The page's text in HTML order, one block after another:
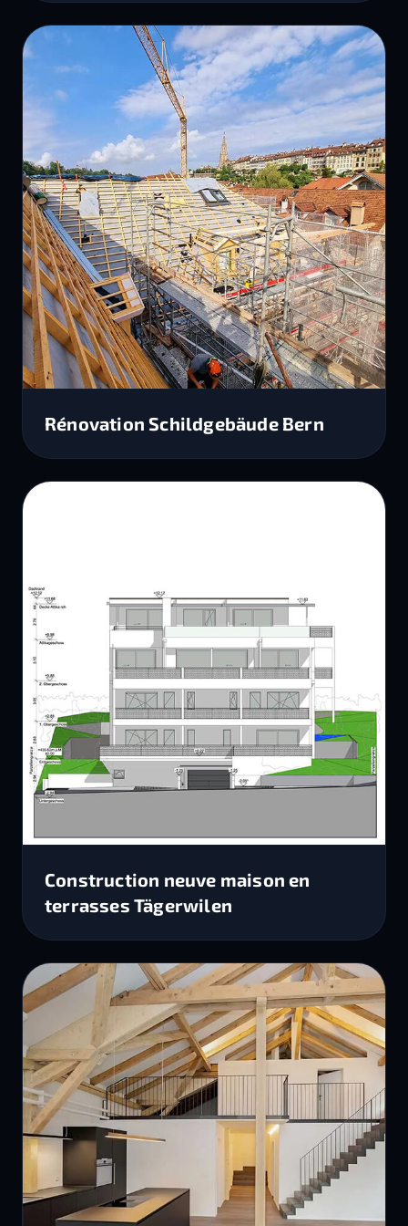
Rénovation Schildgebäude Bern
Construction neuve maison en
terrasses Tägerwilen